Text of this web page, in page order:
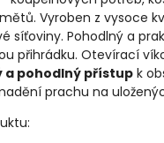
Vyroben z vysoce
síťoviny. Pohodlný a
přihrádku. Otevírací
a pohodlný přístup k
prachu na